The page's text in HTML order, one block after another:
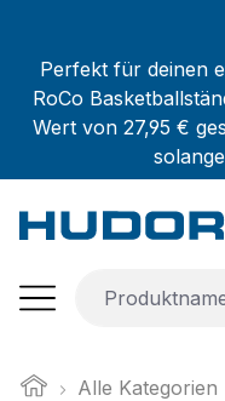
Perfekt für deinen
RoCo
Wert von 27,95 €
Alle Kategorien